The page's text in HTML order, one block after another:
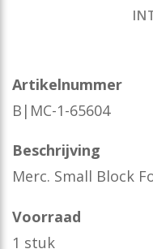
Artikelnummer
B|MC-1-65604
Beschrijving
Merc. Small Block
Voorraad
1 stuk